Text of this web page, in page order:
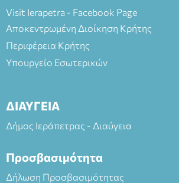
Visit Ierapetra - Facebook Page
Αποκεντρωμένη Διοίκηση Κρήτης
Περιφέρεια Κρήτης
Υπουργείο Εσωτερικών
ΔΙΑΥΓΕΙΑ
Δήμος Ιεράπετρας - Διαύγεια
Προσβασιμότητα
Δήλωση Προσβασιμότητας